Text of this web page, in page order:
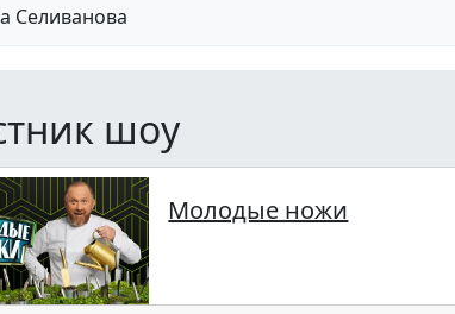
Селиванова
шоу
Молодые ножи